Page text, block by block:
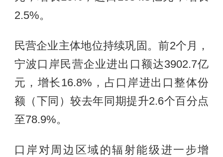
2.5%。
民营企业主体地位持续巩固。前2个月，
宁波口岸民营企业进出口额达3902.7亿
元，增长16.8%，占口岸进出口整体份
额（下同）较去年同期提升2.6个百分点
至78.9%。
口岸对周边区域的辐射能级进一步增